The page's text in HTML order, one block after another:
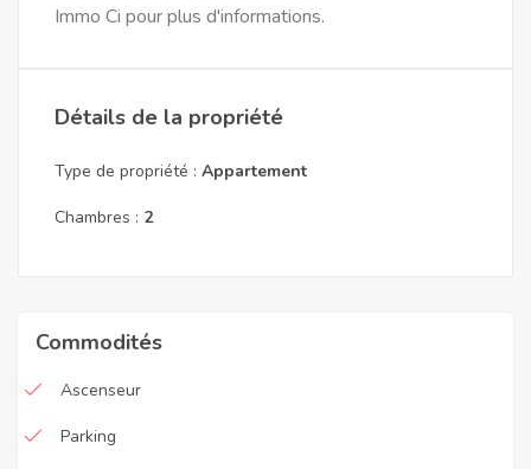
Immo Ci pour plus d'informations.
Détails de la propriété
Type de propriété : Appartement
Chambres : 2
Commodités
Ascenseur
Parking